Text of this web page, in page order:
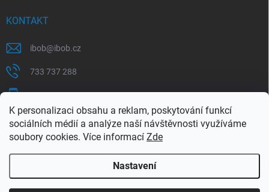
K personalizaci obsahu a reklam, poskytování funkcí
sociálních médií a analýze naší návštěvnosti využíváme
soubory cookies. Více informací Zde
Nastavení
KONTAKT
ibob@ibob.cz
733 737 288
607 069 561
Sledujte nás na Facebooku !
ibob_s.r.o/
Copyright 2026ibob s.r.o.. Všechna práva vyhrazena.Upravit nastavení